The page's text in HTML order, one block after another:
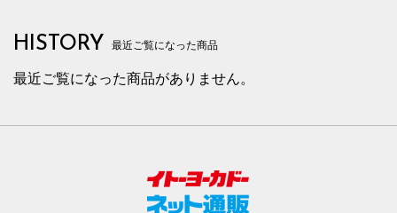
HISTORY 最近ご覧になった商品
最近ご覧になった商品がありません。